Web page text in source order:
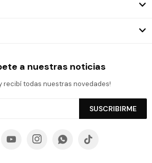
a nuestras noticias
recibí todas nuestras novedades!
SUSCRIBIRME
   